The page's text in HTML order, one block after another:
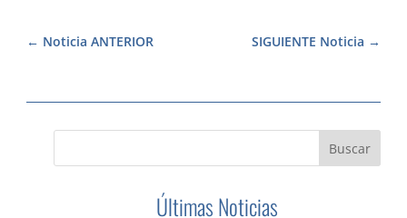
SIGUIENTE Noticia
Noticia ANTERIOR
Últimas Noticias